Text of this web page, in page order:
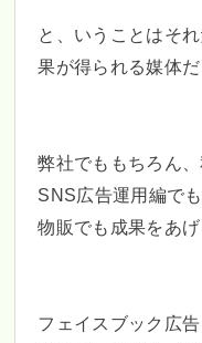
と、いうことはそ
果が得られる媒体だ
弊社でももちろん
SNS広告運用編でも
物販でも成果をあ
フェイスブック広